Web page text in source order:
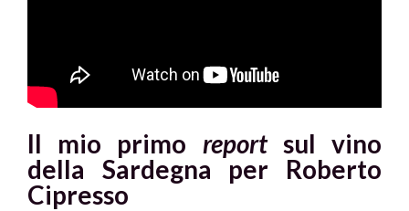
Il mio primo reportsul vino
della Sardegna per Roberto
Cipresso